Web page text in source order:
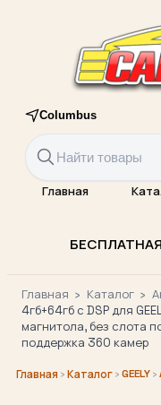
Columbus
Главная
Главная › Каталог ›
4гб+64гб с DSP для
магнитола, без слота
поддержка 360 камер
Главная ›Каталог›GEELY›